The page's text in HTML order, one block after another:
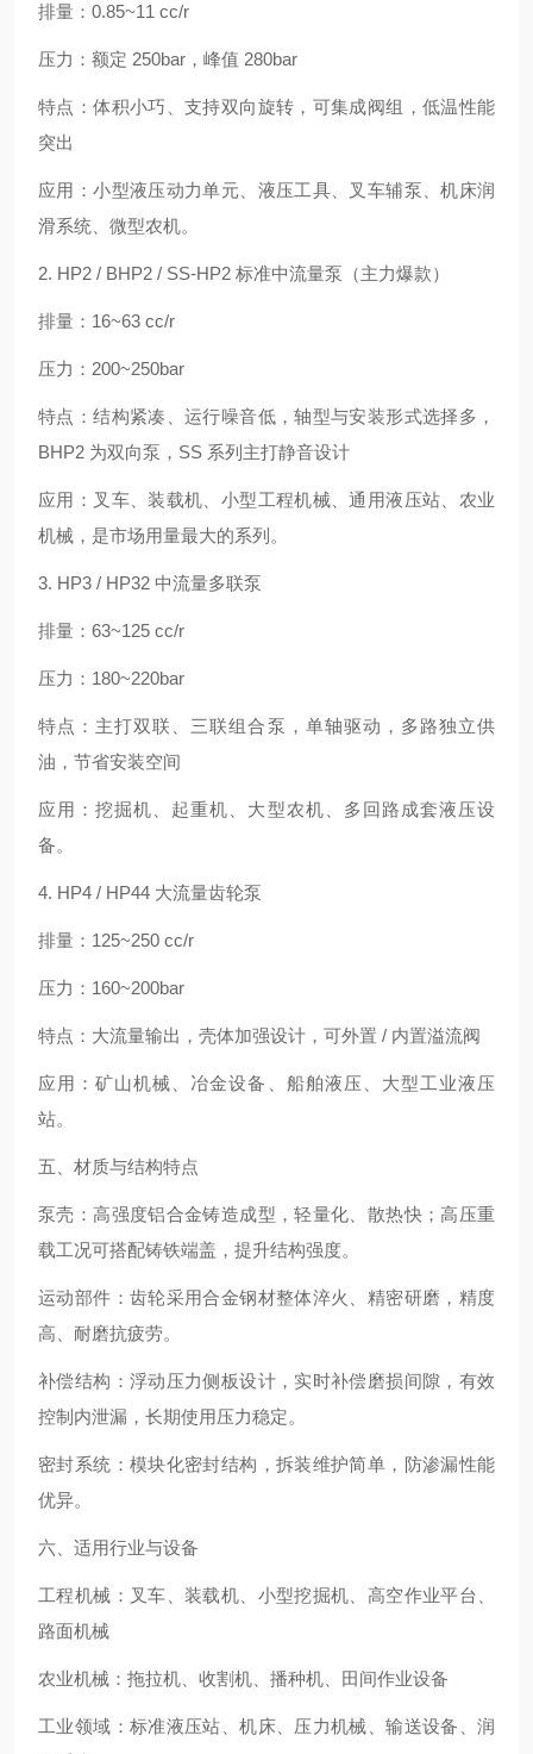
排量：0.85~11 cc/r
压力：额定 250bar，峰值 280bar
特点：体积小巧、支持双向旋转，可集成阀组，低温性能
突出
应用：小型液压动力单元、液压工具、叉车辅泵、机床润
滑系统、微型农机。
2. HP2 / BHP2 / SS-HP2 标准中流量泵（主力爆款）
排量：16~63 cc/r
压力：200~250bar
特点：结构紧凑、运行噪音低，轴型与安装形式选择多，
BHP2 为双向泵，SS 系列主打静音设计
应用：叉车、装载机、小型工程机械、通用液压站、农业
机械，是市场用量最大的系列。
3. HP3 / HP32 中流量多联泵
排量：63~125 cc/r
压力：180~220bar
特点：主打双联、三联组合泵，单轴驱动，多路独立供
油，节省安装空间
应用：挖掘机、起重机、大型农机、多回路成套液压设
备。
4. HP4 / HP44 大流量齿轮泵
排量：125~250 cc/r
压力：160~200bar
特点：大流量输出，壳体加强设计，可外置 / 内置溢流阀
应用：矿山机械、冶金设备、船舶液压、大型工业液压
站。
五、材质与结构特点
泵壳：高强度铝合金铸造成型，轻量化、散热快；高压重
载工况可搭配铸铁端盖，提升结构强度。
运动部件：齿轮采用合金钢材整体淬火、精密研磨，精度
高、耐磨抗疲劳。
补偿结构：浮动压力侧板设计，实时补偿磨损间隙，有效
控制内泄漏，长期使用压力稳定。
密封系统：模块化密封结构，拆装维护简单，防渗漏性能
优异。
六、适用行业与设备
工程机械：叉车、装载机、小型挖掘机、高空作业平台、
路面机械
农业机械：拖拉机、收割机、播种机、田间作业设备
工业领域：标准液压站、机床、压力机械、输送设备、润